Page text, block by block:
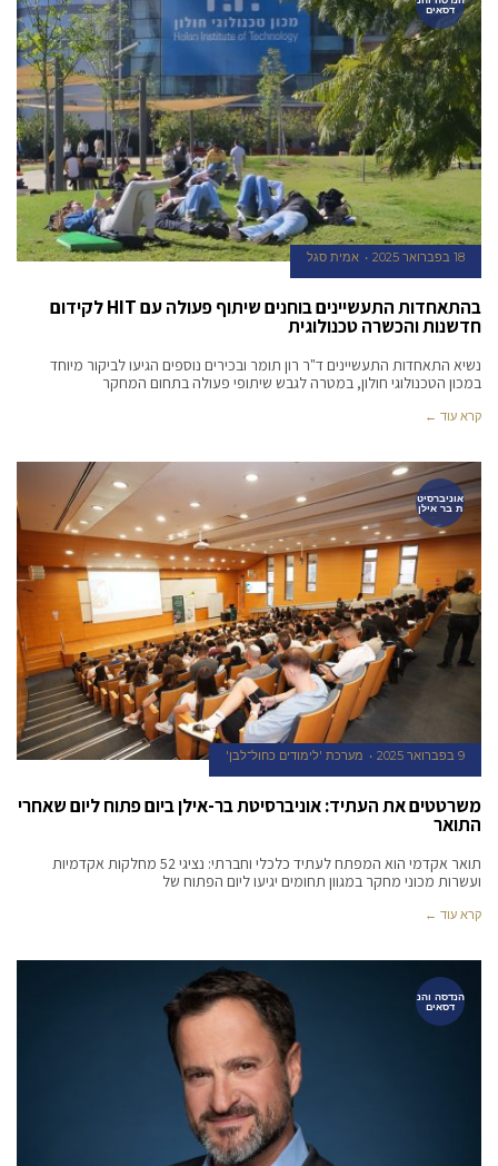
דסאים
18 בפברואר 2025 אמית סגל
בהתאחדות התעשיינים בוחנים שיתוף פעולה עם HIT לקידום
חדשנות והכשרה טכנולוגית
נשיא התאחדות התעשיינים ד"ר רון תומר ובכירים נוספים הגיעו לביקור מיוחד
במכון הטכנולוגי חולון, במטרה לגבש שיתופי פעולה בתחום המחקר
קרא עוד ←
אוניברסיט
ת בר אילן
9 בפברואר 2025 מערכת 'לימודים כחול־לבן'
משרטטים את העתיד: אוניברסיטת בר-אילן ביום פתוח ליום שאחרי
התואר
תואר אקדמי הוא המפתח לעתיד כלכלי וחברתי: נציגי 52 מחלקות אקדמיות
ועשרות מכוני מחקר במגוון תחומים יגיעו ליום הפתוח של
קרא עוד ←
הנדסה והנ
דסאים